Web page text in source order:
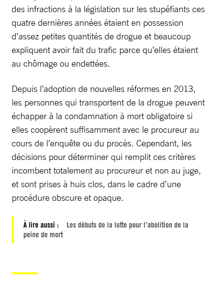
des infractions à la législation sur les stupéfiants ces
quatre dernières années étaient en possession
d’assez petites quantités de drogue et beaucoup
expliquent avoir fait du trafic parce qu’elles étaient
au chômage ou endettées.
Depuis l’adoption de nouvelles réformes en 2013,
les personnes qui transportent de la drogue peuvent
échapper à la condamnation à mort obligatoire si
elles coopèrent suffisamment avec le procureur au
cours de l’enquête ou du procès. Cependant, les
décisions pour déterminer qui remplit ces critères
incombent totalement au procureur et non au juge,
et sont prises à huis clos, dans le cadre d’une
procédure obscure et opaque.
À lire aussi :
Les débuts de la lutte pour l’abolition de la
peine de mort